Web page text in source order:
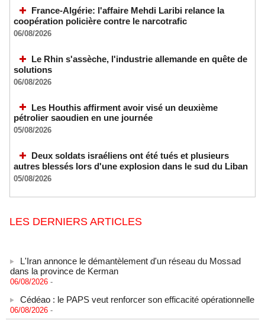
France-Algérie: l'affaire Mehdi Laribi relance la
coopération policière contre le narcotrafic
06/08/2026
Le Rhin s'assèche, l'industrie allemande en quête de
solutions
06/08/2026
Les Houthis affirment avoir visé un deuxième
pétrolier saoudien en une journée
05/08/2026
Deux soldats israéliens ont été tués et plusieurs
autres blessés lors d'une explosion dans le sud du Liban
05/08/2026
LES DERNIERS ARTICLES
dans la province de Kerman
06/08/2026 -
06/08/2026
L'armée nigériane obtient une hausse salariale historique